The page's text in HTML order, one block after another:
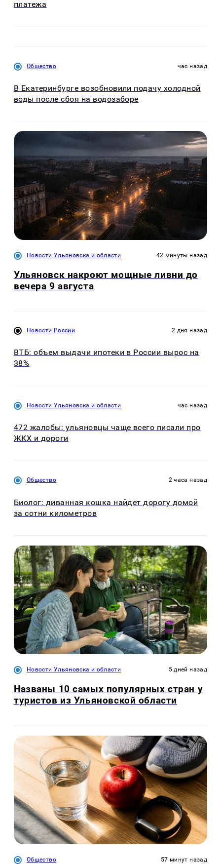
платежа
Общество час назад
В Екатеринбурге возобновили подачу холодной
воды после сбоя на водозаборе
Новости Ульяновска и области 42 минуты назад
Ульяновск накроют мощные ливни до
вечера 9 августа
Новости России 2 дня назад
ВТБ: объем выдачи ипотеки в России вырос на
38%
Новости Ульяновска и области час назад
472 жалобы: ульяновцы чаще всего писали про
ЖКХ и дороги
Общество 2 часа назад
Биолог: диванная кошка найдет дорогу домой
за сотни километров
Новости Ульяновска и области 5 дней назад
Названы 10 самых популярных стран у
туристов из Ульяновской области
Общество 57 минут назад